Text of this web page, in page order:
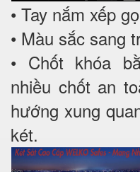
• Tay nắm xếp
• Màu sắc sang
• Chốt khóa
nhiều chốt an
hướng xung
két.